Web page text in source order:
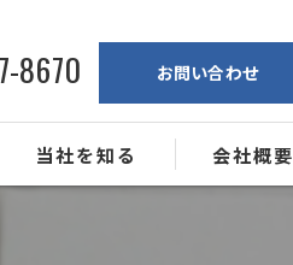
8670 お問い合わせ
当社を知る 会社概要